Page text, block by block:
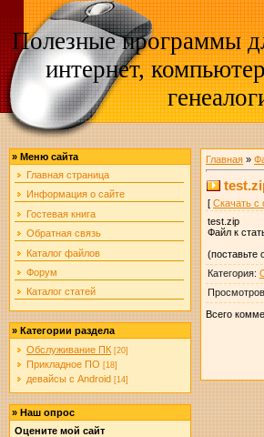
Полезные программы
интернет,
» Меню сайта
Главная страница
Информация о сайте
Гостевая книга
Обратная связь
Каталог файлов
Форум
Каталог статей
» Категории раздела
Обслуживание ПК [20]
Прикладное ПО [18]
девайсы с Android [14]
» Наш опрос
Оцените мой сайт
Главная»
[ Скачать с
test.zip
Файл к
(поставьте
Категория:
Просмотров
Всего